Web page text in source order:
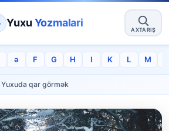
Yuxu Yozmalari
AXTARIŞ
ə F G H I K L M
Yuxuda qar görmək